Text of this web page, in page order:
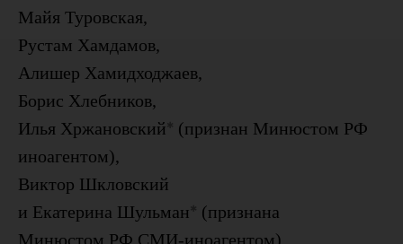
Майя Туровская,
Рустам Хамдамов,
Алишер Хамидходжаев,
Борис Хлебников,
Илья Хржановский
(признан Минюстом РФ
иноагентом),
Виктор Шкловский
и Екатерина Шульман
(признана
Минюстом РФ СМИ‑иноагентом)